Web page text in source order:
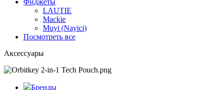
Фиджеты
LAUTIE
Mackie
Muyi (Nayici)
Посмотреть все
Аксессуары
Бренды